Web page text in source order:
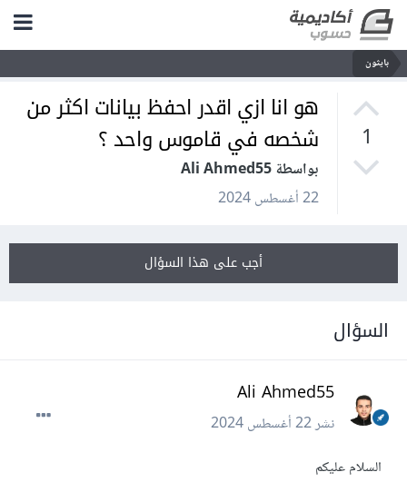
بايثون
1
هو انا ازي اقدر احفظ بيانات اكثر من
شخصه في قاموس واحد ؟
بواسطة Ali Ahmed55
22 أغسطس 2024
أجب على هذا السؤال
السؤال
Ali Ahmed55
نشر22 أغسطس 2024
السلام عليكم